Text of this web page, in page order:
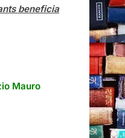
beneficia
Mauro